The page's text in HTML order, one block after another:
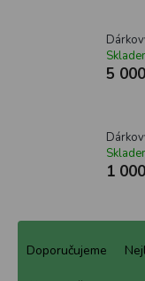
5
1
Ř
Doporučujeme